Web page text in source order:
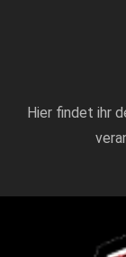
Hier findet ihr